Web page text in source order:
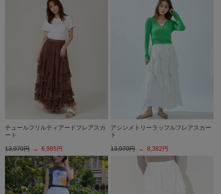
チュールフリルティアードフレアスカ
ート
13,970円 → 6,985円
アシンメトリーラッフルフレアスカー
ト
13,970円 → 8,382円